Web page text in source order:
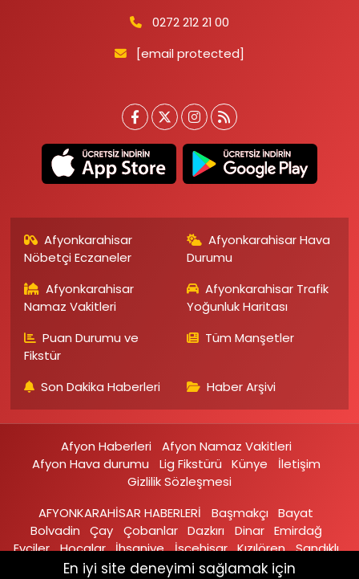
0272 212 21 00
[email protected]
Afyonkarahisar
Nöbetçi Eczaneler
Afyonkarahisar Hava
Durumu
Afyonkarahisar
Namaz Vakitleri
Afyonkarahisar Trafik
Yoğunluk Haritası
Puan Durumu ve
Fikstür
Tüm Manşetler
Son Dakika Haberleri Haber Arşivi
Afyon Haberleri
Afyon Namaz Vakitleri
Afyon Hava durumu
Lig Fikstürü Künye
İletişim
Gizlilik Sözleşmesi
AFYONKARAHİSAR HABERLERİ
Başmakçı
Bayat
Bolvadin
Çay Çobanlar Dazkırı Dinar Emirdağ‎
Evciler‎ Hocalar İhsaniye‎ İscehisar Kızılören‎ Sandıklı‎
Sinanpaşa Şuhut Sultandağı
En iyi site deneyimi sağlamak için